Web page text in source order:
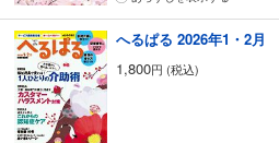
へるぱる 2026年1・2月
1,800円 (税込)